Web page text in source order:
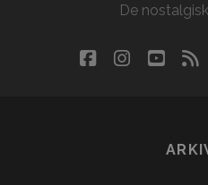
De
facebook